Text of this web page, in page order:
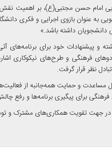
امام حسن مجتبی(ع)، بر اهمیت
عنوان بازوی اجرایی و فکری
دانشجویان داشته باشد.»
پیشنهادات خود برای برنامه‌های
فرهنگی و طرح‌های نیکوکاری
نظر قرار گرفت.
مساعدت و حمایت همه‌جانبه از
برای پیگیری برنامه‌ها و رفع
در جهت تقویت همکاری‌های مشترک و